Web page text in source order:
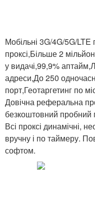
Мобільні 3G/4G/5G/LTE
проксі,Більше 2
у видачі,99,9%
адреси,До 250
порт,Геотаргетинг по
Довічна реферальна
безкоштовний пробний
Всі проксі динамічні,
вручну і по таймеру.
софтом.